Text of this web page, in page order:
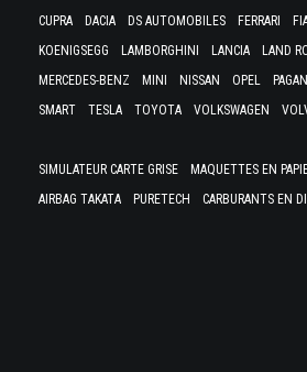
CUPRA
DACIA DS AUTOMOBILES FERRARI
KOENIGSEGG
LAMBORGHINI LANCIA LAND
MERCEDES-BENZ
MINI NISSAN OPEL PAGANI
SMART
TESLA TOYOTA VOLKSWAGEN
SIMULATEUR CARTE GRISE MAQUETTES EN
AIRBAG TAKATA
PURETECH CARBURANTS EN